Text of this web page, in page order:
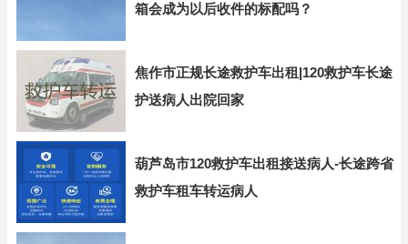
箱会成为以后收件的标配吗？
焦作市正规长途救护车出租|120救护车长途
护送病人出院回家
葫芦岛市120救护车出租接送病人-长途跨省
救护车租车转运病人